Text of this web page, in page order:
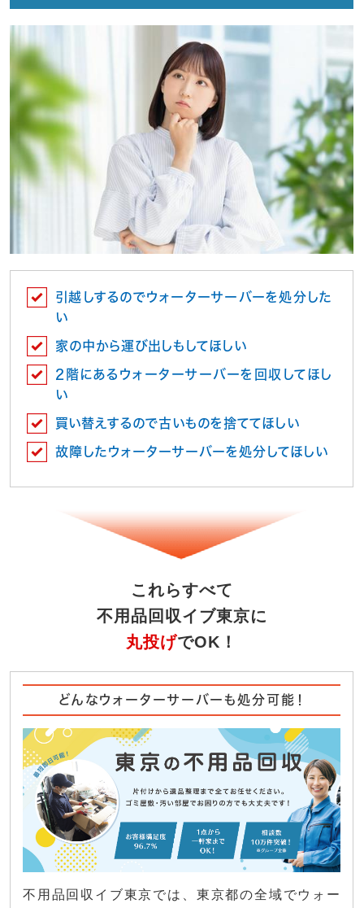
引越しするのでウォーターサーバーを処分した
い
家の中から運び出しもしてほしい
2階にあるウォーターサーバーを回収してほし
い
買い替えするので古いものを捨ててほしい
故障したウォーターサーバーを処分してほしい
これらすべて
不用品回収イブ東京に
丸投げでOK！
どんなウォーターサーバーも処分可能！
不用品回収イブ東京では、東京都の全域でウォー